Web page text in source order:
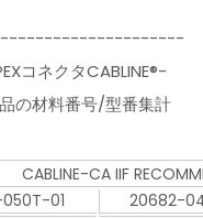
ネクタCABLINE®-
の材料番号/型番集計
CABLINE-CA IIF
01 20682-